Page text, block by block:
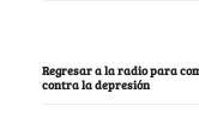
Regresar a la radio para
contra la depresión